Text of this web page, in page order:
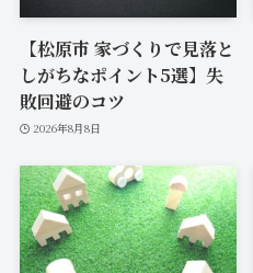
【松原市 家づくりで見落と
しがちなポイント5選】失
敗回避のコツ
2026年8月8日